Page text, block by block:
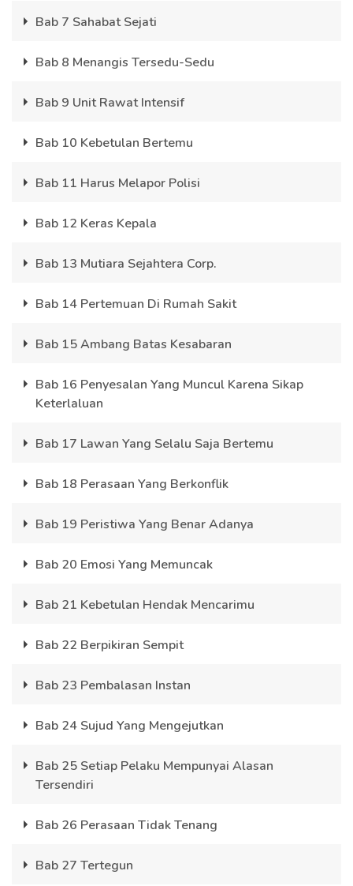
Bab 7 Sahabat Sejati
Bab 8 Menangis Tersedu-Sedu
Bab 9 Unit Rawat Intensif
Bab 10 Kebetulan Bertemu
Bab 11 Harus Melapor Polisi
Bab 12 Keras Kepala
Bab 13 Mutiara Sejahtera Corp.
Bab 14 Pertemuan Di Rumah Sakit
Bab 15 Ambang Batas Kesabaran
Bab 16 Penyesalan Yang Muncul Karena Sikap
Keterlaluan
Bab 17 Lawan Yang Selalu Saja Bertemu
Bab 18 Perasaan Yang Berkonflik
Bab 19 Peristiwa Yang Benar Adanya
Bab 20 Emosi Yang Memuncak
Bab 21 Kebetulan Hendak Mencarimu
Bab 22 Berpikiran Sempit
Bab 23 Pembalasan Instan
Bab 24 Sujud Yang Mengejutkan
Bab 25 Setiap Pelaku Mempunyai Alasan
Tersendiri
Bab 26 Perasaan Tidak Tenang
Bab 27 Tertegun